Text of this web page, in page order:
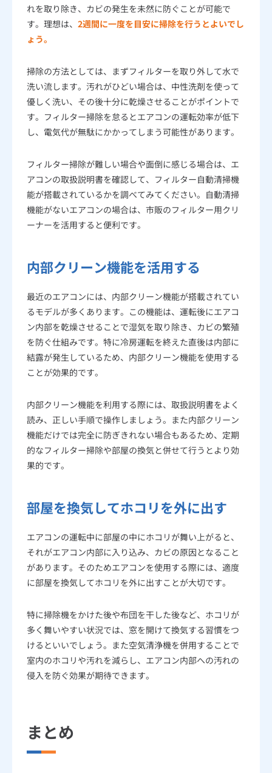
れを取り除き、カビの発生を未然に防ぐことが可能で
す。理想は、 2週間に一度を目安に掃除を行うとよいでし
ょう。
掃除の方法としては、まずフィルターを取り外して水で
洗い流します。汚れがひどい場合は、中性洗剤を使って
優しく洗い、その後十分に乾燥させることがポイントで
す。フィルター掃除を怠るとエアコンの運転効率が低下
し、電気代が無駄にかかってしまう可能性があります。
フィルター掃除が難しい場合や面倒に感じる場合は、エ
アコンの取扱説明書を確認して、フィルター自動清掃機
能が搭載されているかを調べてみてください。自動清掃
機能がないエアコンの場合は、市販のフィルター用クリ
ーナーを活用すると便利です。
内部クリーン機能を活用する
最近のエアコンには、内部クリーン機能が搭載されてい
るモデルが多くあります。この機能は、運転後にエアコ
ン内部を乾燥させることで湿気を取り除き、カビの繁殖
を防ぐ仕組みです。特に冷房運転を終えた直後は内部に
結露が発生しているため、内部クリーン機能を使用する
ことが効果的です。
内部クリーン機能を利用する際には、取扱説明書をよく
読み、正しい手順で操作しましょう。また内部クリーン
機能だけでは完全に防ぎきれない場合もあるため、定期
的なフィルター掃除や部屋の換気と併せて行うとより効
果的です。
部屋を換気してホコリを外に出す
エアコンの運転中に部屋の中にホコリが舞い上がると、
それがエアコン内部に入り込み、カビの原因となること
があります。そのためエアコンを使用する際には、適度
に部屋を換気してホコリを外に出すことが大切です。
特に掃除機をかけた後や布団を干した後など、ホコリが
多く舞いやすい状況では、窓を開けて換気する習慣をつ
けるといいでしょう。また空気清浄機を併用することで
室内のホコリや汚れを減らし、エアコン内部への汚れの
侵入を防ぐ効果が期待できます。
まとめ